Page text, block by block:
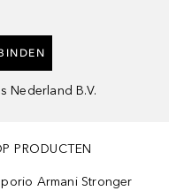
Nederland B.V.
PRODUCTEN
Armani Stronger